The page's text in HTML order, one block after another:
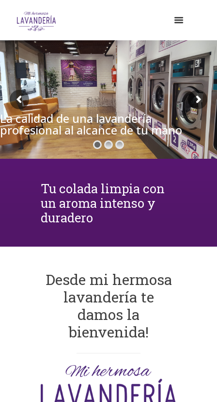
La calidad de una lavandería
profesional al alcance de tu mano
Tu colada limpia con
un aroma intenso y
duradero
Desde mi hermosa
lavandería te
damos la
bienvenida!